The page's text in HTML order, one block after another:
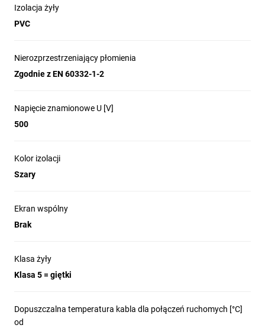
Izolacja żyły
PVC
Nierozprzestrzeniający płomienia
Zgodnie z EN 60332-1-2
Napięcie znamionowe U [V]
500
Kolor izolacji
Szary
Ekran wspólny
Brak
Klasa żyły
Klasa 5 = giętki
Dopuszczalna temperatura kabla dla połączeń ruchomych [°C]
od